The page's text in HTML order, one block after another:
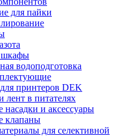
для пайки
водоподготовка
принтеров DEK
лент в питателях
и аксессуары
клапаны
для селективной